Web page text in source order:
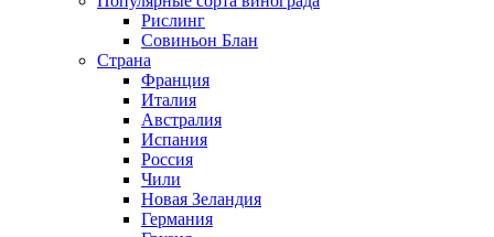
Рислинг
Совиньон Блан
Страна
Франция
Италия
Австралия
Испания
Россия
Чили
Новая Зеландия
Германия